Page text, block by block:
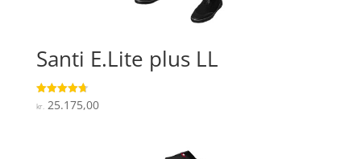
Santi E.Lite plus LL
Vurderet
4.7
kr. 25.175,00